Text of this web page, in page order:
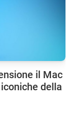
il Mac
della